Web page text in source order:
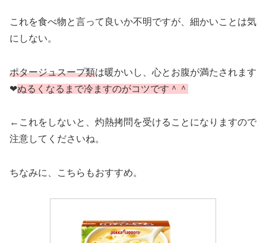
これを食べ物と言って良いか不明ですが、細かいことは気
にしない。
ポタージュスープ類は暖かいし、心とお腹が満たされます
❤︎ぬるくなるまで冷ますのがコツです＾＾
←これをしないと、灼熱拷問を受けることになりますので
注意してくださいね。
ちなみに、こちらもおすすめ。